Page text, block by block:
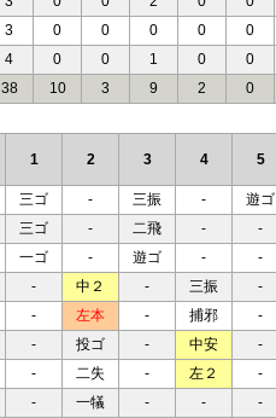
3 0 0 0 0 0
4 0 0 1 0 0
38 10 3 9 2 0
1 2 3 4 5
三ゴ - 三振 - 遊ゴ
三ゴ - 二飛 - -
一ゴ - 遊ゴ - -
- 中２ - 三振 -
- 左本 - 捕邪 -
- 投ゴ - 中安 -
- 二失 - 左２ -
- 一犠 - - -